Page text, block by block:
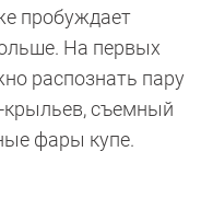
пробуждает
На первых
распознать пару
съемный
фары купе.